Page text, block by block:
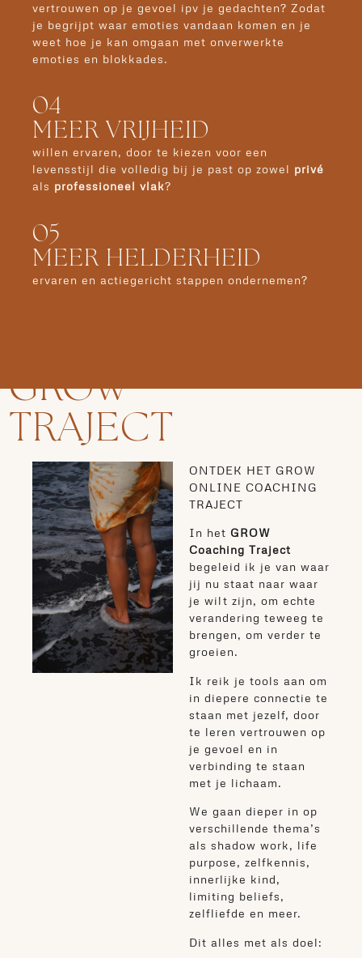
vertrouwen op je gevoel ipv je gedachten? Zodat
je begrijpt waar emoties vandaan komen en je
weet hoe je kan omgaan met onverwerkte
emoties en blokkades.
04
MEER VRIJHEID
willen ervaren, door te kiezen voor een
levensstijl die volledig bij je past op zowel privé
als professioneel vlak?
05
MEER HELDERHEID
ervaren en actiegericht stappen ondernemen?
GROW
TRAJECT
ONTDEK HET GROW
ONLINE COACHING
TRAJECT
In het GROW
Coaching Traject
begeleid ik je van waar
jij nu staat naar waar
je wilt zijn, om echte
verandering teweeg te
brengen, om verder te
groeien.
Ik reik je tools aan om
in diepere connectie te
staan met jezelf, door
te leren vertrouwen op
je gevoel en in
verbinding te staan
met je lichaam.
We gaan dieper in op
verschillende thema’s
als shadow work, life
purpose, zelfkennis,
innerlijke kind,
limiting beliefs,
zelfliefde en meer.
Dit alles met als doel: